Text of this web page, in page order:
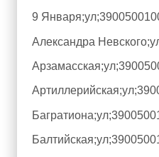
9
Александра